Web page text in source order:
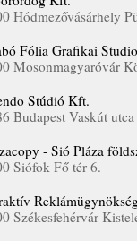
Hódmezővásárhely
Fólia Grafikai Studio
Mosonmagyaróvár
Stúdió Kft.
Budapest Vaskút
- Sió Pláza
Siófok Fő tér 6.
Székesfehérvár